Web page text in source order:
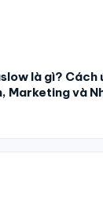
là gì? Cách
Marketing và